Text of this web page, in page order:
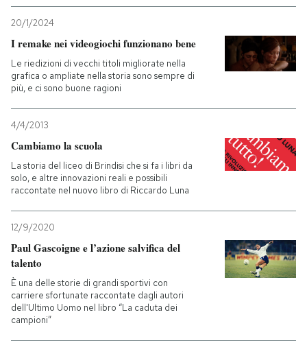
20/1/2024
I remake nei videogiochi funzionano bene
Le riedizioni di vecchi titoli migliorate nella
grafica o ampliate nella storia sono sempre di
più, e ci sono buone ragioni
4/4/2013
Cambiamo la scuola
La storia del liceo di Brindisi che si fa i libri da
solo, e altre innovazioni reali e possibili
raccontate nel nuovo libro di Riccardo Luna
12/9/2020
Paul Gascoigne e l’azione salvifica del
talento
È una delle storie di grandi sportivi con
carriere sfortunate raccontate dagli autori
dell'Ultimo Uomo nel libro “La caduta dei
campioni”